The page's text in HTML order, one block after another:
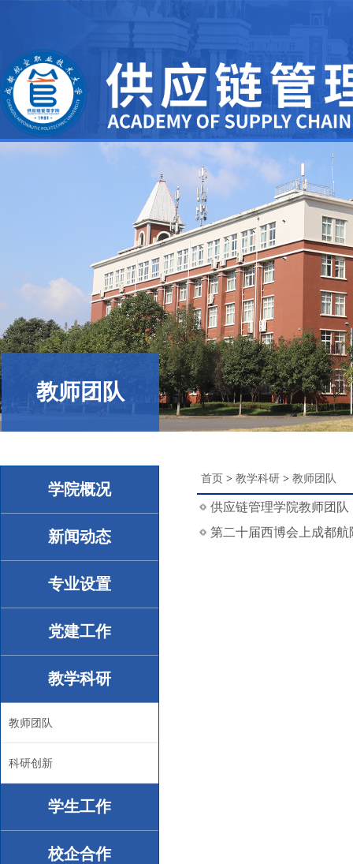
教师团队
学院概况
新闻动态
专业设置
党建工作
教学科研
教师团队
科研创新
学生工作
校企合作
首页 > 教学科研 > 教师团队
供应链管理学院教师团队
第二十届西博会上成都